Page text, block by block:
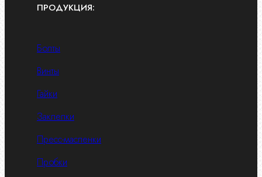
ПРОДУКЦИЯ:
Болты
Винты
Гайки
Заклепки
Пресс-масленки
Пробки